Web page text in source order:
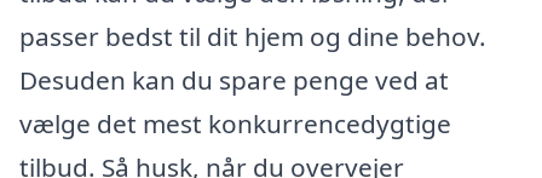
passer bedst til dit hjem og dine behov.
Desuden kan du spare penge ved at
vælge det mest konkurrencedygtige
tilbud. Så husk, når du overvejer